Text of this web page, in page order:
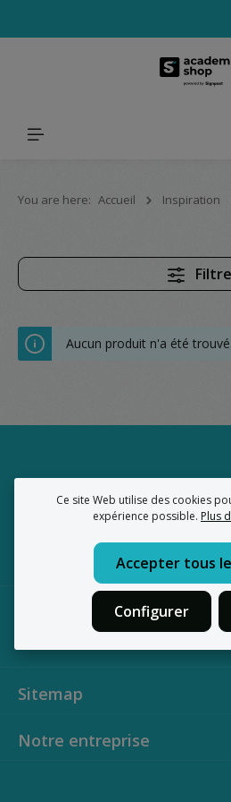
You are here: Accueil Inspiration
Filtre
Aucun produit n'a été trouvé.
Bouwstraat 14/y1 - 9160 Lokeren
BE0886007502
Sitemap
Notre entreprise
Ce site Web utilise des cookies
expérience possible. Plus
Configurer
Accepter tous